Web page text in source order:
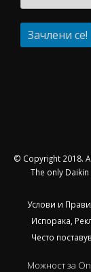
© Copyright 2018.
The only
Услови и
Испорака,
Често
Можност за